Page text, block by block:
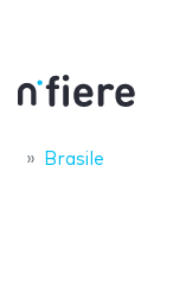
Brasile